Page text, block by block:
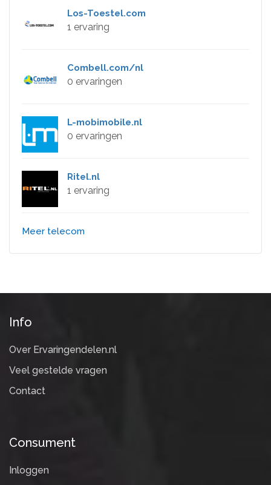
Los-Toestel.com
1 ervaring
Combell.com/nl
0 ervaringen
L-mobimobile.nl
0 ervaringen
Ritel.nl
1 ervaring
Meer telecom
Info
Over Ervaringendelen.nl
Veel gestelde vragen
Contact
Consument
Inloggen